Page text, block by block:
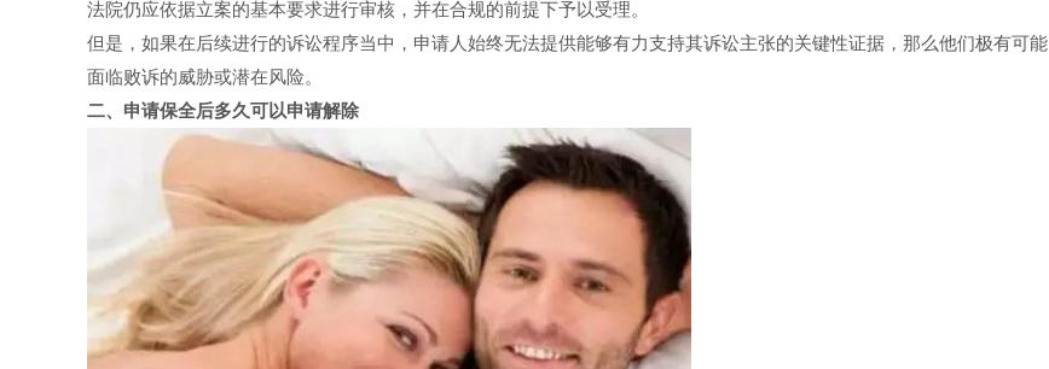
法院仍应依据立案的基本要求进行审核，并在合规的前提下予以受理。
但是，如果在后续进行的诉讼程序当中，申请人始终无法提供能够有力支持其诉讼主张的关键性证据，那么他们极有可能
面临败诉的威胁或潜在风险。
二、申请保全后多久可以申请解除